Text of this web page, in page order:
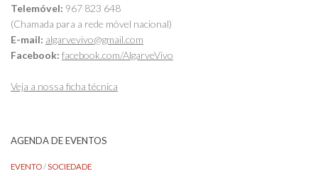
Telemóvel: 967 823 648
(Chamada para a rede móvel nacional)
E-mail: algarvevivo@gmail.com
Facebook: facebook.com/AlgarveVivo
Veja a nossa ficha técnica
AGENDA DE EVENTOS
EVENTO/SOCIEDADE